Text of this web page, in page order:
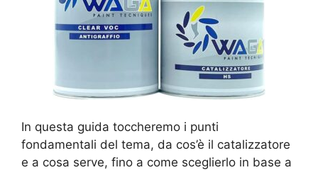
In questa guida toccheremo i punti
fondamentali del tema, da cos’è il catalizzatore
e a cosa serve, fino a come sceglierlo in base a